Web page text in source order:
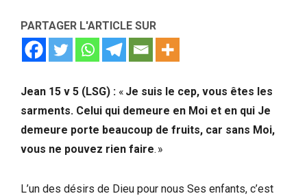
PARTAGER L'ARTICLE SUR
Jean 15 v 5 (LSG) : « Je suis le cep, vous êtes les
sarments. Celui qui demeure en Moi et en qui Je
demeure porte beaucoup de fruits, car sans Moi,
vous ne pouvez rien faire. »
L’un des désirs de Dieu pour nous Ses enfants, c’est